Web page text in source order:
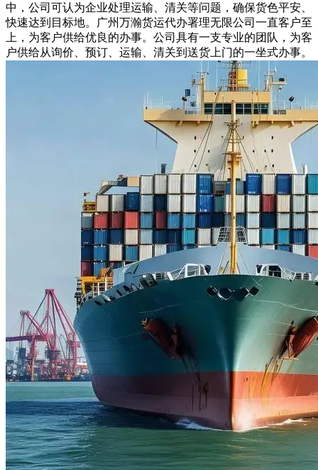
中，公司可认为企业处理运输、清关等问题，确保货色平安、
快速达到目标地。广州万瀚货运代办署理无限公司一直客户至
上，为客户供给优良的办事。公司具有一支专业的团队，为客
户供给从询价、预订、运输、清关到送货上门的一坐式办事。